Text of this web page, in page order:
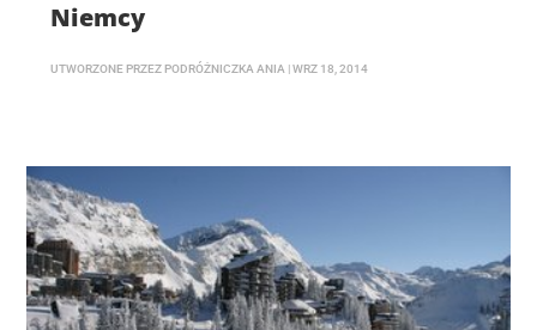
Niemcy
UTWORZONE PRZEZ PODRÓŻNICZKA ANIA |WRZ 18, 2014